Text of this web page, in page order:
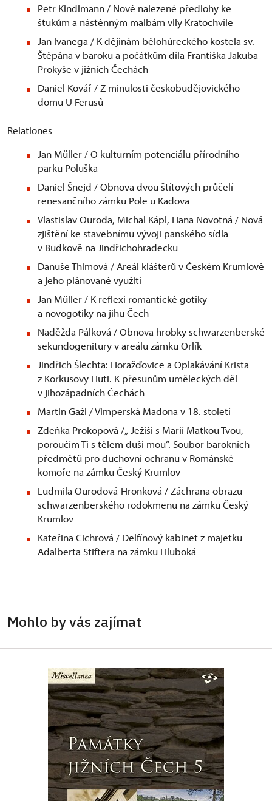
Petr Kindlmann / Nově nalezené předlohy ke
štukům a nástěnným malbám vily Kratochvíle
Jan Ivanega / K dějinám bělohůreckého kostela sv.
Štěpána v baroku a počátkům díla Františka Jakuba
Prokyše v jižních Čechách
Daniel Kovář / Z minulosti českobudějovického
domu U Ferusů
Relationes
Jan Müller / O kulturním potenciálu přírodního
parku Poluška
Daniel Šnejd / Obnova dvou štítových průčelí
renesančního zámku Pole u Kadova
Vlastislav Ouroda, Michal Kápl, Hana Novotná / Nová
zjištění ke stavebnímu vývoji panského sídla
v Budkově na Jindřichohradecku
Danuše Thimová / Areál klášterů v Českém Krumlově
a jeho plánované využití
Jan Müller / K reflexi romantické gotiky
a novogotiky na jihu Čech
Naděžda Pálková / Obnova hrobky schwarzenberské
sekundogenitury v areálu zámku Orlík
Jindřich Šlechta: Horažďovice a Oplakávání Krista
z Korkusovy Huti. K přesunům uměleckých děl
v jihozápadních Čechách
Martin Gaži / Vimperská Madona v 18. století
Zdeňka Prokopová /„ Ježíši s Marií Matkou Tvou,
poroučím Ti s tělem duši mou“. Soubor barokních
předmětů pro duchovní ochranu v Románské
komoře na zámku Český Krumlov
Ludmila Ourodová-Hronková / Záchrana obrazu
schwarzenberského rodokmenu na zámku Český
Krumlov
Kateřina Cichrová / Delfínový kabinet z majetku
Adalberta Stiftera na zámku Hluboká
Mohlo by vás zajímat